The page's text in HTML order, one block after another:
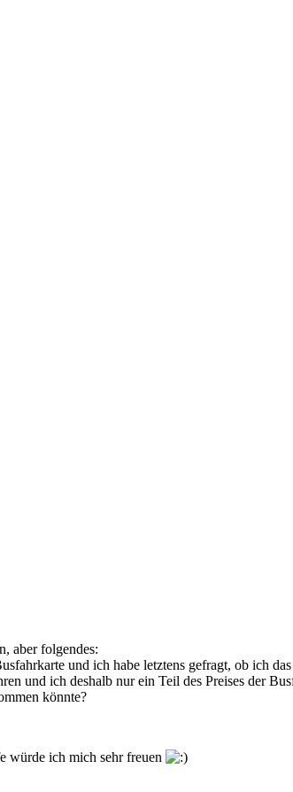
aber folgendes:
und ich habe letztens gefragt, ob ich
und ich deshalb nur ein Teil des Preises der
könnte?
würde ich mich sehr freuen